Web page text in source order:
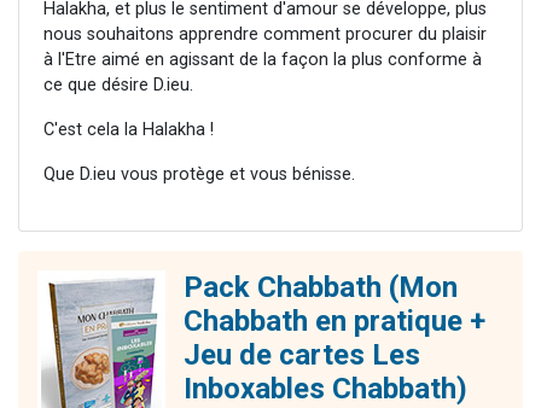
Halakha, et plus le sentiment d'amour se développe, plus
nous souhaitons apprendre comment procurer du plaisir
à l'Etre aimé en agissant de la façon la plus conforme à
ce que désire D.ieu.
C'est cela la Halakha !
Que D.ieu vous protège et vous bénisse.
Pack Chabbath (Mon
Chabbath en pratique +
Jeu de cartes Les
Inboxables Chabbath)